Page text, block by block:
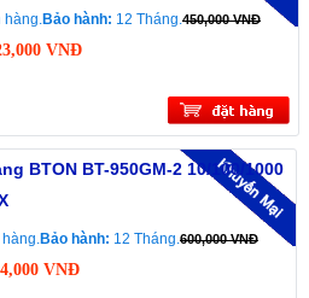
hàng.Bảo hành: 12 Tháng.450,000 VNĐ
VNĐ
BTON BT-950GM-2 10/100/1000
Bảo hành: 12 Tháng.600,000 VNĐ
VNĐ